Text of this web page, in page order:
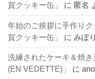
賀クッキー缶」
に 匿名
年始のご挨拶に手作り
賀クッキー缶」
にみぽ
洗練されたケーキ＆焼
(EN VEDETTE)」
に